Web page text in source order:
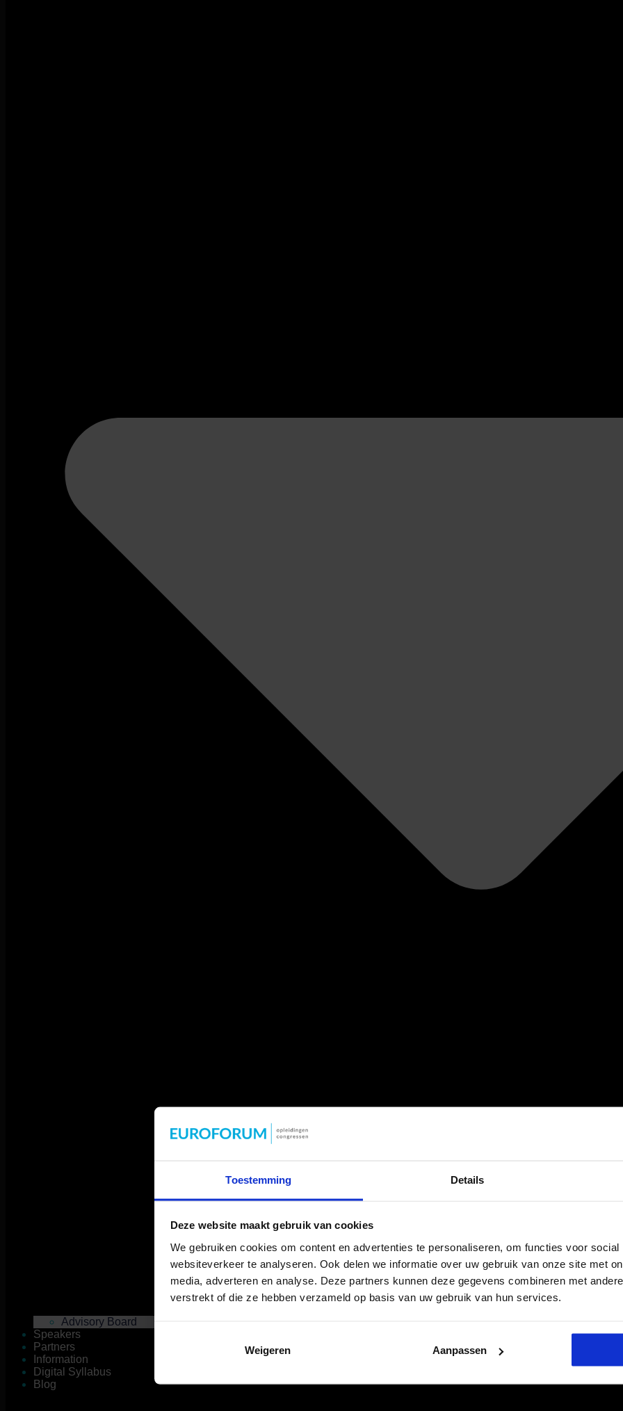
Toestemming Details
Deze website maakt gebruik van cookies
We gebruiken cookies om content en advertenties te personaliseren, om functies voor
websiteverkeer te analyseren. Ook delen we informatie over uw gebruik van onze site met
media, adverteren en analyse. Deze partners kunnen deze gegevens combineren met
verstrekt of die ze hebben verzameld op basis van uw gebruik van hun services.
Weigeren Aanpassen
Advisory Board
Speakers
Partners
Information
Digital Syllabus
Blog